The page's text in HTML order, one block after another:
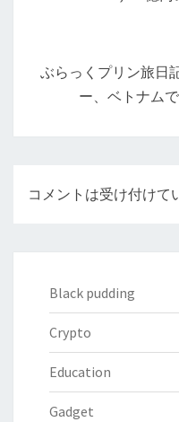
ぶらっくプリン旅
ー、ベトナム
コメントは受け付けて
Black pudding
Crypto
Education
Gadget